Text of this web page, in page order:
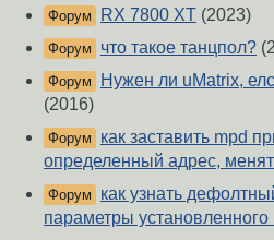
Форум RX 7800 XT (2023)
Форум что такое танцпол?
Форум
Нужен ли uMatrix,
(2016)
Форум
как заставить mpd
определенный адрес,
Форум
как узнать
параметры установленного